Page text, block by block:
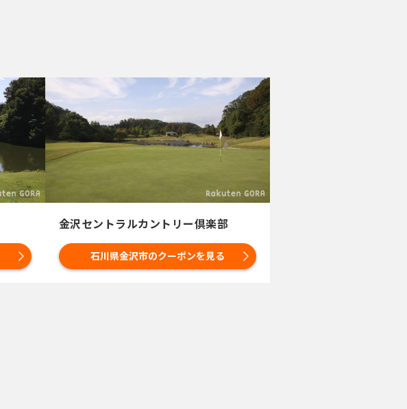
金沢セントラルカントリー倶楽部
石川県金沢市のクーポンを見る